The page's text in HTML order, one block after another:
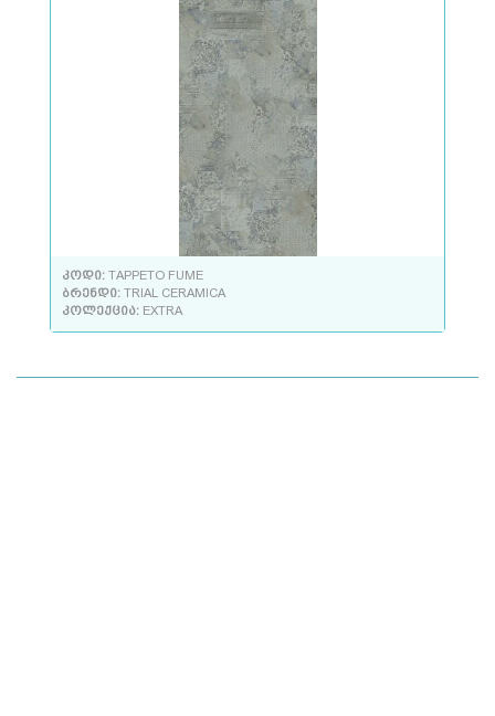
კოდი: TAPPETO FUME
ბრენდი: TRIAL CERAMICA
კოლექცია: EXTRA